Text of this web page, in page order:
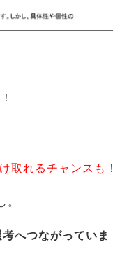
取れるチャンスも！
。
へつながっていま